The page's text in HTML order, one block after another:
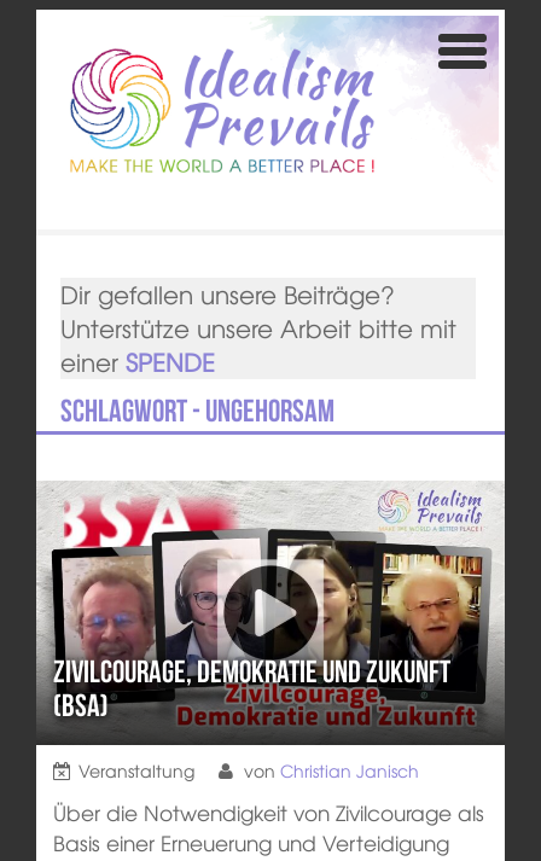
Dir gefallen unsere Beiträge?
Unterstütze unsere Arbeit bitte mit
einer SPENDE
Schlagwort - Ungehorsam
Zivilcourage, Demokratie und Zukunft
(BSA)
Veranstaltung von Christian Janisch
Über die Notwendigkeit von Zivilcourage als
Basis einer Erneuerung und Verteidigung